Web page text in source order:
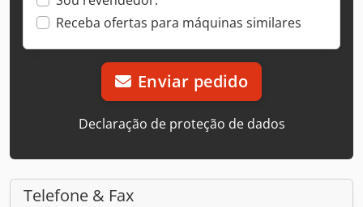
Receba ofertas para máquinas similares
Enviar pedido
Declaração de proteção de dados
Telefone & Fax